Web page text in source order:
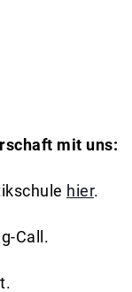
mit uns:
hier.
Call.